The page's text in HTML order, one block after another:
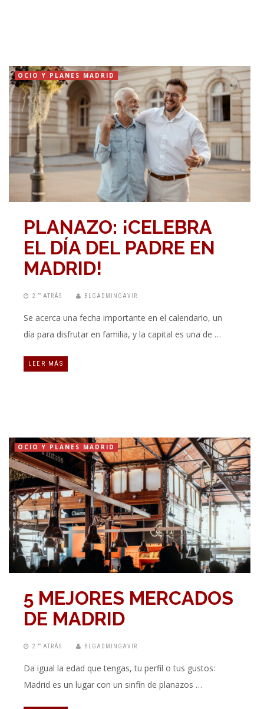
OCIO Y PLANES MADRID
PLANAZO: ¡CELEBRA
EL DÍA DEL PADRE EN
MADRID!
2 “” ATRÁS BLGADMINGAVIR
Se acerca una fecha importante en el calendario, un
día para disfrutar en familia, y la capital es una de …
LEER MÁS
OCIO Y PLANES MADRID
5 MEJORES MERCADOS
DE MADRID
2 “” ATRÁS BLGADMINGAVIR
Da igual la edad que tengas, tu perfil o tus gustos:
Madrid es un lugar con un sinfín de planazos …